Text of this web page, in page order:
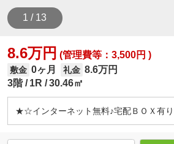
1 / 13
8.6万円 (管理費等：3,500円 )
敷金 0ヶ月 礼金 8.6万円
3階
1R 30.46㎡
★☆インターネット無料♪宅配ＢＯＸ有